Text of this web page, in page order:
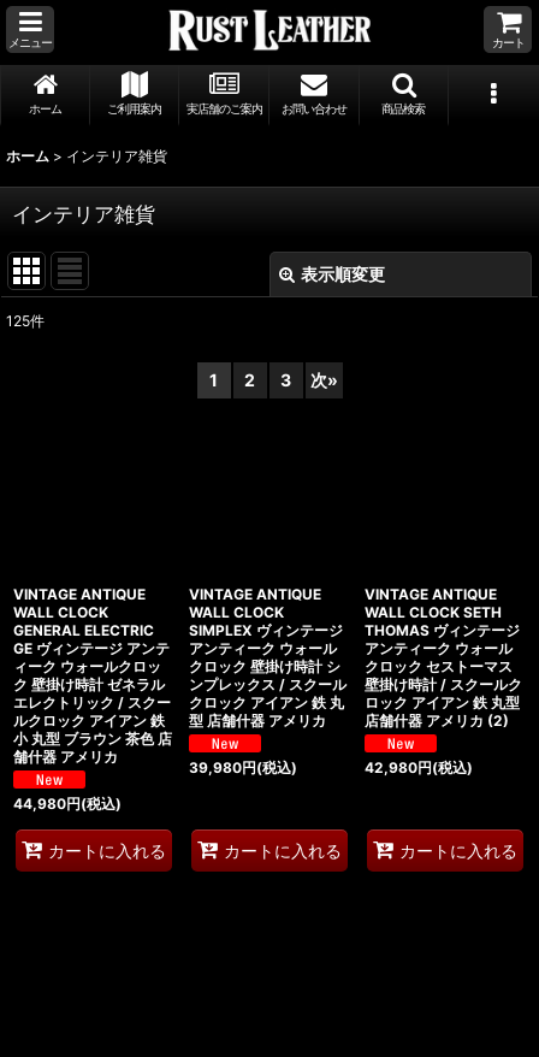
メニュー カート
ホーム ご利用案内 実店舗のご案内 お問い合わせ 商品検索
ホーム > インテリア雑貨
インテリア雑貨
表示順変更
125件
1 2 3 次»
VINTAGE ANTIQUE
WALL CLOCK
GENERAL ELECTRIC
GE ヴィンテージ アンテ
ィーク ウォールクロッ
ク 壁掛け時計 ゼネラル
エレクトリック / スクー
ルクロック アイアン 鉄
小 丸型 ブラウン 茶色 店
舗什器 アメリカ
44,980円(税込)
カートに入れる
VINTAGE ANTIQUE
WALL CLOCK
SIMPLEX ヴィンテージ
アンティーク ウォール
クロック 壁掛け時計 シ
ンプレックス / スクール
クロック アイアン 鉄 丸
型 店舗什器 アメリカ
39,980円(税込)
カートに入れる
VINTAGE ANTIQUE
WALL CLOCK SETH
THOMAS ヴィンテージ
アンティーク ウォール
クロック セストーマス
壁掛け時計 / スクールク
ロック アイアン 鉄 丸型
店舗什器 アメリカ (2)
42,980円(税込)
カートに入れる